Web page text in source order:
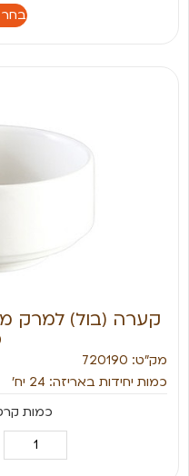
בחר
מק״ט: 720190
כמות יחידות באריזה: 24 יח׳